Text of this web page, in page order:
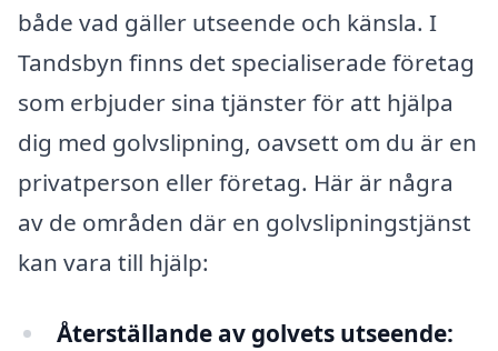
både vad gäller utseende och känsla. I
Tandsbyn finns det specialiserade företag
som erbjuder sina tjänster för att hjälpa
dig med golvslipning, oavsett om du är en
privatperson eller företag. Här är några
av de områden där en golvslipningstjänst
kan vara till hjälp:
Återställande av golvets utseende: